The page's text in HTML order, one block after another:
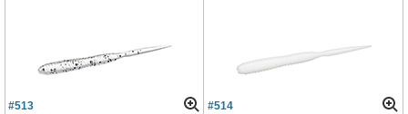
#513 #514